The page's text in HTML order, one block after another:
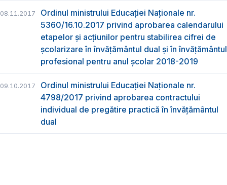
08.11.2017
Ordinul ministrului Educaţiei Naţionale nr.
5360/16.10.2017 privind aprobarea calendarului
etapelor și acțiunilor pentru stabilirea cifrei de
școlarizare în învățământul dual și în învățământul
profesional pentru anul școlar 2018-2019
09.10.2017
Ordinul ministrului Educației Naționale nr.
4798/2017 privind aprobarea contractului
individual de pregătire practică în învățământul
dual